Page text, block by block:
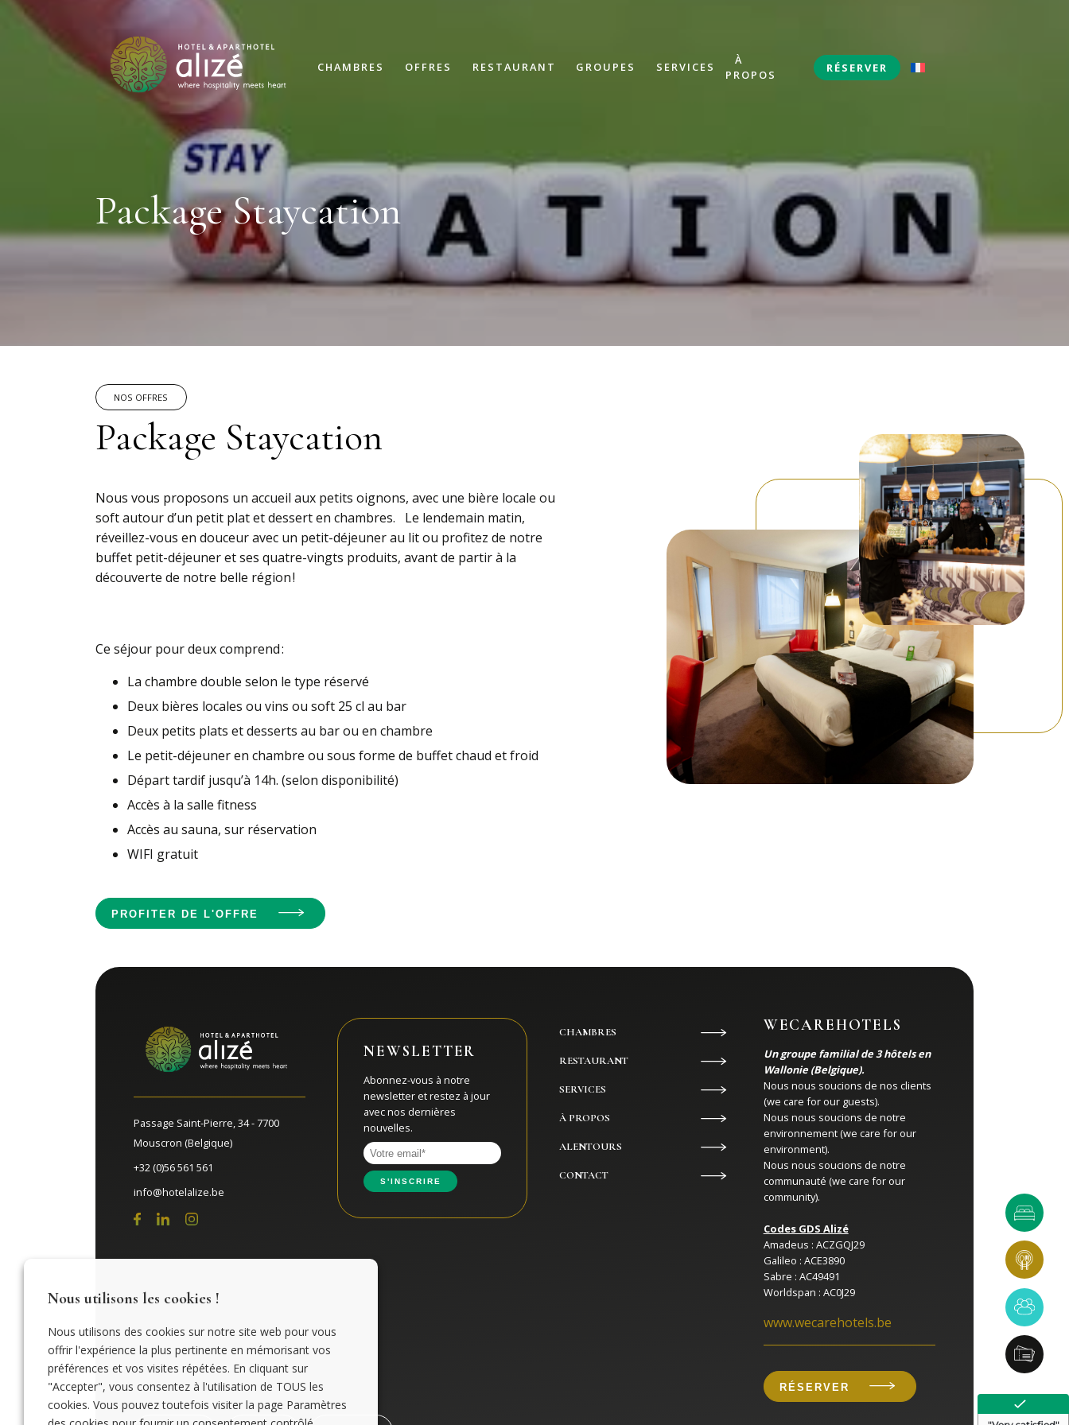
CHAMBRES OFFRES RESTAURANT GROUPES SERVICES
À
PROPOS
RÉSERVER
Package Staycation
NOS OFFRES
Package Staycation
Nous vous proposons un accueil aux petits oignons, avec une bière locale ou
soft autour d’un petit plat et dessert en chambres. Le lendemain matin,
réveillez-vous en douceur avec un petit-déjeuner au lit ou profitez de notre
buffet petit-déjeuner et ses quatre-vingts produits, avant de partir à la
découverte de notre belle région !
Ce séjour pour deux comprend :
La chambre double selon le type réservé
Deux bières locales ou vins ou soft 25 cl au bar
Deux petits plats et desserts au bar ou en chambre
Le petit-déjeuner en chambre ou sous forme de buffet chaud et froid
Départ tardif jusqu’à 14h. (selon disponibilité)
Accès à la salle fitness
Accès au sauna, sur réservation
WIFI gratuit
PROFITER DE L'OFFRE
Nous utilisons les cookies !
Nous utilisons des cookies sur notre site web pour vous
offrir l'expérience la plus pertinente en mémorisant vos
préférences et vos visites répétées. En cliquant sur
"Accepter", vous consentez à l'utilisation de TOUS les
cookies. Vous pouvez toutefois visiter la page Paramètres
Passage Saint-Pierre, 34 - 7700
Mouscron (Belgique)
+32 (0)56 561 561
info@hotelalize.be
NEWSLETTER
Abonnez-vous à notre
newsletter et restez à jour
avec nos dernières
nouvelles.
CHAMBRES
RESTAURANT
SERVICES
À PROPOS
ALENTOURS
CONTACT
WECAREHOTELS
Un groupe familial de 3 hôtels en
Wallonie (Belgique).
Nous nous soucions de nos clients
(we care for our guests).
Nous nous soucions de notre
environnement (we care for our
environment).
Nous nous soucions de notre
communauté (we care for our
community).
Codes GDS Alizé
Amadeus : ACZGQJ29
Galileo : ACE3890
Sabre : AC49491
Worldspan : AC0J29
www.wecarehotels.be
RÉSERVER